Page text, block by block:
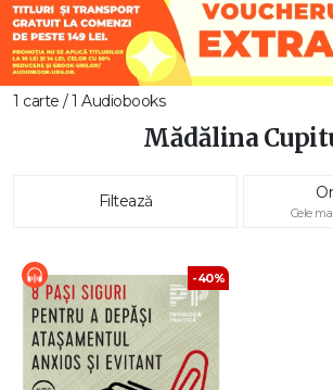
1 carte / 1 Audiobooks
Mădălina
Filtează
Cele
-40%